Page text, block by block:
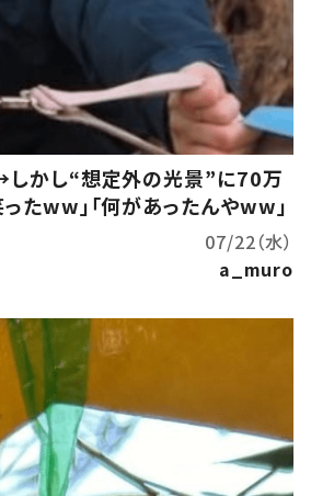
しかし“想定外の光景”に70万
たww」「何があったんやww」
07/22（水）
a_muro